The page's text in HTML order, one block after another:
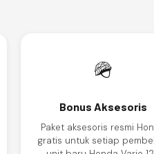
🪖
Bonus Aksesoris
Paket aksesoris resmi
gratis untuk setiap